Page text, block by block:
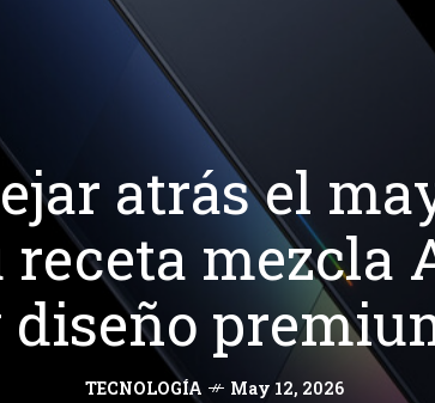
atrás el
receta mezcla
diseño
TECNOLOGÍA May 12, 2026